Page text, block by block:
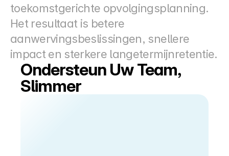
toekomstgerichte opvolgingsplanning.
Het resultaat is betere
aanwervingsbeslissingen, snellere
impact en sterkere langetermijnretentie.
Ondersteun Uw Team,
Slimmer